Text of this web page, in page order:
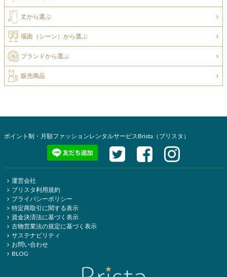
丈から選ぶ
場面（シーン）から選ぶ
ブランドから選ぶ
販売商品
ポイント制・月額ファッションレンタルサービスBrista（ブリスタ）
運営会社
ブリスタ利用規約
プライバシーポリシー
特定商取引に関する表示
資金決済法に基づく表示
古物営業法の規定に基づく表示
サステナビリティ
お問い合わせ
BLOG